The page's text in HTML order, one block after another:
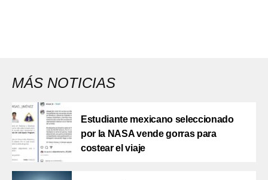
MÁS NOTICIAS
Estudiante mexicano seleccionado
por la NASA vende gorras para
costear el viaje